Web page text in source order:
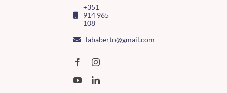
+351
914 965
108
lababerto@gmail.com